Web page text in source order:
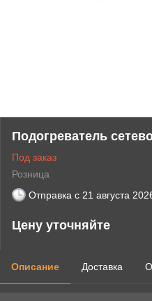
Подогреватель
Под заказ
Розница
Отправка с 21 августа
Цену уточняйте
Описание Доставка